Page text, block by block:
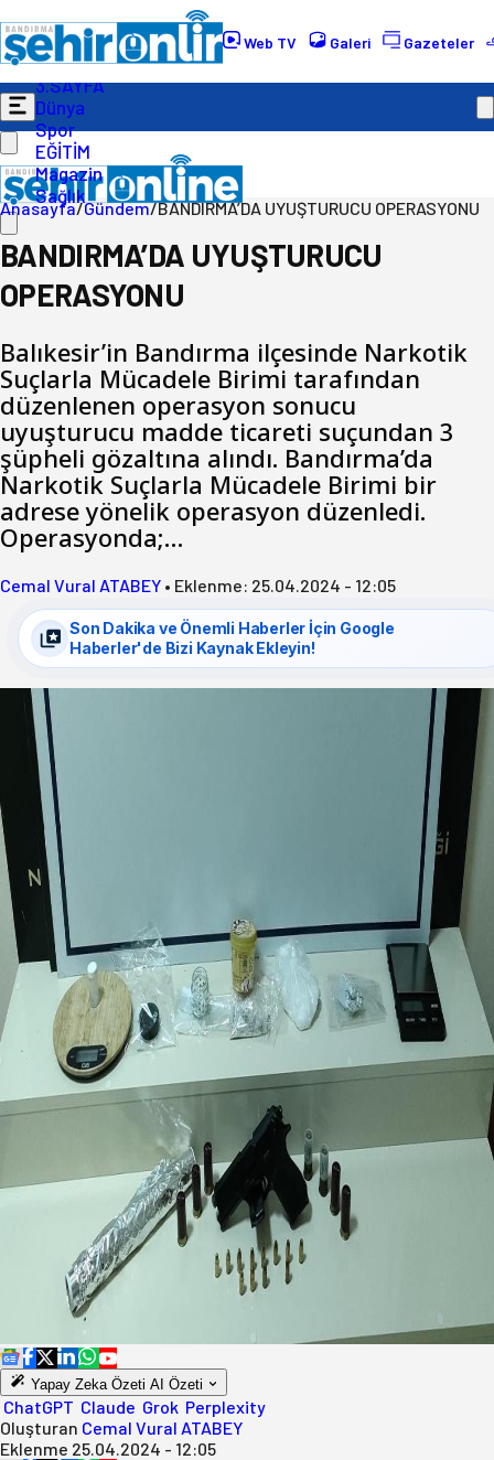
Web TV Galeri Gazeteler
Gündem
Ekonomi
Politika
3.SAYFA
Dünya
Spor
EĞİTİM
Magazin
Sağlık
Anasayfa/Gündem/BANDIRMA’DA UYUŞTURUCU OPERASYONU
BANDIRMA’DA UYUŞTURUCU
OPERASYONU
Balıkesir’in Bandırma ilçesinde Narkotik
Suçlarla Mücadele Birimi tarafından
düzenlenen operasyon sonucu
uyuşturucu madde ticareti suçundan 3
şüpheli gözaltına alındı. Bandırma’da
Narkotik Suçlarla Mücadele Birimi bir
adrese yönelik operasyon düzenledi.
Operasyonda;…
Cemal Vural ATABEY • Eklenme: 25.04.2024 - 12:05
Son Dakika ve Önemli Haberler İçin Google
Haberler'de Bizi Kaynak Ekleyin!
Yapay Zeka Özeti AI Özeti
ChatGPT Claude Grok Perplexity
Oluşturan Cemal Vural ATABEY
Eklenme 25.04.2024 - 12:05